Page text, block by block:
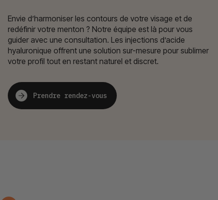
Envie d’harmoniser les contours de votre visage et de
redéfinir votre menton ? Notre équipe est là pour vous
guider avec une consultation. Les injections d’acide
hyaluronique offrent une solution sur-mesure pour sublimer
votre profil tout en restant naturel et discret.
Prendre rendez-vous